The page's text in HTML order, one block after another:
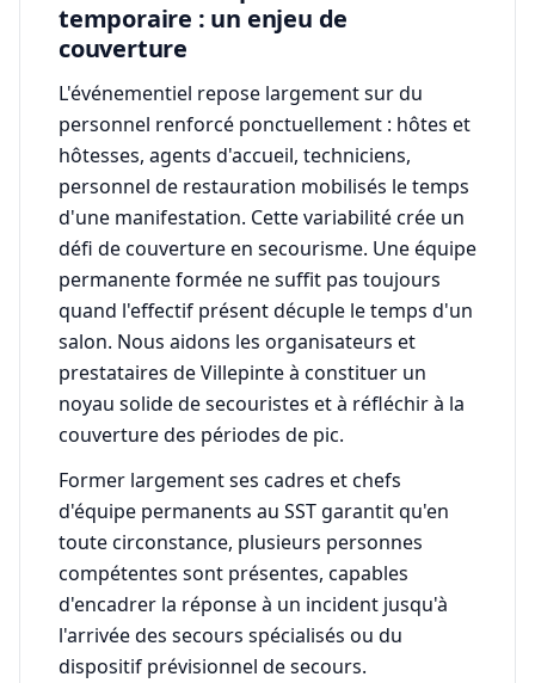
temporaire : un enjeu de
couverture
L'événementiel repose largement sur du
personnel renforcé ponctuellement : hôtes et
hôtesses, agents d'accueil, techniciens,
personnel de restauration mobilisés le temps
d'une manifestation. Cette variabilité crée un
défi de couverture en secourisme. Une équipe
permanente formée ne suffit pas toujours
quand l'effectif présent décuple le temps d'un
salon. Nous aidons les organisateurs et
prestataires de Villepinte à constituer un
noyau solide de secouristes et à réfléchir à la
couverture des périodes de pic.
Former largement ses cadres et chefs
d'équipe permanents au SST garantit qu'en
toute circonstance, plusieurs personnes
compétentes sont présentes, capables
d'encadrer la réponse à un incident jusqu'à
l'arrivée des secours spécialisés ou du
dispositif prévisionnel de secours.